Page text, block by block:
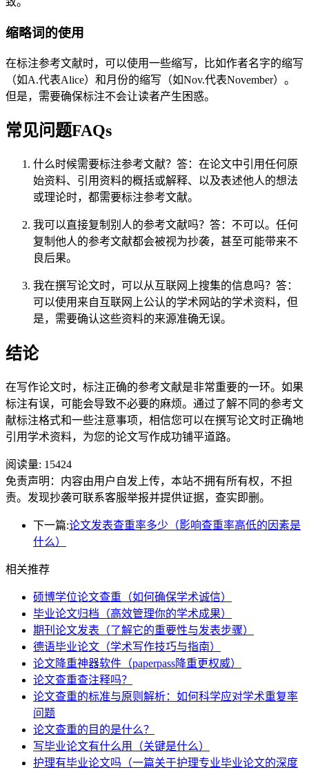
缩略词的使用
在标注参考文献时，可以使用一些缩写，比如作者名字的缩写
（如A.代表Alice）和月份的缩写（如Nov.代表November）。
但是，需要确保标注不会让读者产生困惑。
常见问题FAQs
什么时候需要标注参考文献？答：在论文中引用任何原
始资料、引用资料的概括或解释、以及表述他人的想法
或理论时，都需要标注参考文献。
我可以直接复制别人的参考文献吗？答：不可以。任何
复制他人的参考文献都会被视为抄袭，甚至可能带来不
良后果。
我在撰写论文时，可以从互联网上搜集的信息吗？答：
可以使用来自互联网上公认的学术网站的学术资料，但
是，需要确认这些资料的来源准确无误。
结论
在写作论文时，标注正确的参考文献是非常重要的一环。如果
标注有误，可能会导致不必要的麻烦。通过了解不同的参考文
献标注格式和一些注意事项，相信您可以在撰写论文时正确地
引用学术资料，为您的论文写作成功铺平道路。
阅读量: 15424
免责声明：内容由用户自发上传，本站不拥有所有权，不担
责。发现抄袭可联系客服举报并提供证据，查实即删。
下一篇:论文发表查重率多少（影响查重率高低的因素是
什么）
相关推荐
硕博学位论文查重（如何确保学术诚信）
毕业论文归档（高效管理你的学术成果）
期刊论文发表（了解它的重要性与发表步骤）
德语毕业论文（学术写作技巧与指南）
论文降重神器软件（paperpass降重更权威）
论文查重查注释吗？
论文查重的标准与原则解析：如何科学应对学术重复率
问题
论文查重的目的是什么？
写毕业论文有什么用（关键是什么）
护理有毕业论文吗（一篇关于护理专业毕业论文的深度